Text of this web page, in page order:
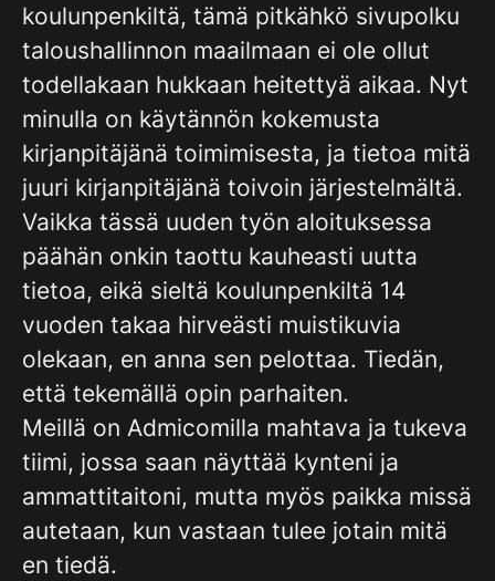
koulunpenkiltä, tämä pitkähkö sivupolku
taloushallinnon maailmaan ei ole ollut
todellakaan hukkaan heitettyä aikaa. Nyt
minulla on käytännön kokemusta
kirjanpitäjänä toimimisesta, ja tietoa mitä
juuri kirjanpitäjänä toivoin järjestelmältä.
Vaikka tässä uuden työn aloituksessa
päähän onkin taottu kauheasti uutta
tietoa, eikä sieltä koulunpenkiltä 14
vuoden takaa hirveästi muistikuvia
olekaan, en anna sen pelottaa. Tiedän,
että tekemällä opin parhaiten.
Meillä on Admicomilla mahtava ja tukeva
tiimi, jossa saan näyttää kynteni ja
ammattitaitoni, mutta myös paikka missä
autetaan, kun vastaan tulee jotain mitä
en tiedä.